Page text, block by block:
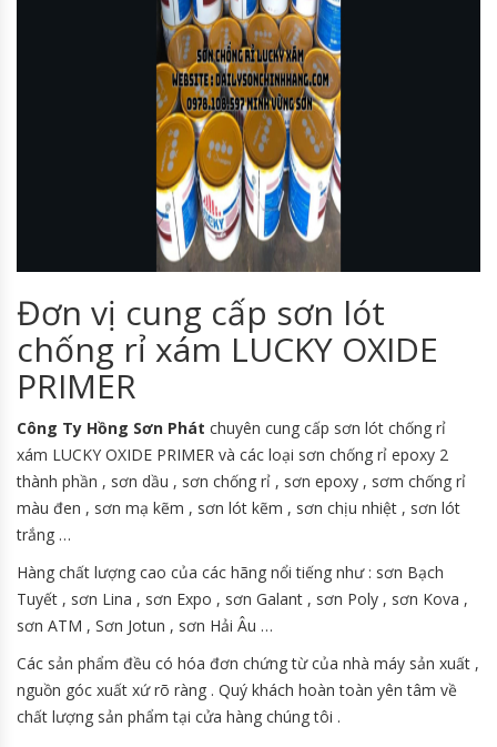
Đơn vị cung cấp sơn lót
chống rỉ xám LUCKY OXIDE
PRIMER
Công Ty Hồng Sơn Phát chuyên cung cấp sơn lót chống rỉ
xám LUCKY OXIDE PRIMER và các loại sơn chống rỉ epoxy 2
thành phần , sơn dầu , sơn chống rỉ , sơn epoxy , sơm chống rỉ
màu đen , sơn mạ kẽm , sơn lót kẽm , sơn chịu nhiệt , sơn lót
trắng …
Hàng chất lượng cao của các hãng nổi tiếng như : sơn Bạch
Tuyết , sơn Lina , sơn Expo , sơn Galant , sơn Poly , sơn Kova ,
sơn ATM , Sơn Jotun , sơn Hải Âu …
Các sản phẩm đều có hóa đơn chứng từ của nhà máy sản xuất ,
nguồn góc xuất xứ rõ ràng . Quý khách hoàn toàn yên tâm về
chất lượng sản phẩm tại cửa hàng chúng tôi .